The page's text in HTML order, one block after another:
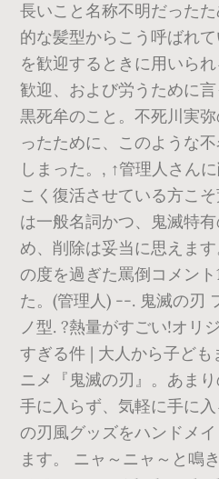
長いこと名称不明だった
的な髪型からこう呼ばれ
を歓迎するときに用いら
歓迎、および労うために
黒死牟のこと。不死川実
ったために、このような
しまった。, ↑管理人さん
こく復活させている方こ
は一般名詞かつ、鬼滅特
め、削除は妥当に思えま
の度を過ぎた罵倒コメン
た。(管理人) --. 鬼滅の刃
ノ型. ?熱量がすごい!オリ
すぎる件 | 大人から子ど
ニメ『鬼滅の刃』。あま
手に入らず、気軽に手に
の刃風グッズをハンドメ
ます。 ニャ～ニャ～と鳴